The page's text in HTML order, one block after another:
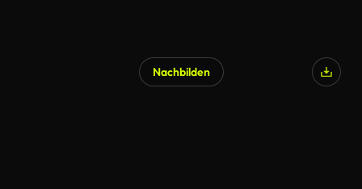
Nachbilden